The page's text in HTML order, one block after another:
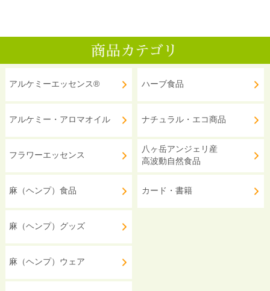
アルケミーエッセンス®
アルケミー・アロマオイル
フラワーエッセンス
麻（ヘンプ）食品
麻（ヘンプ）グッズ
麻（ヘンプ）ウェア
ハーブ食品
ナチュラル・エコ商品
八ヶ岳アンジェリ産
高波動自然食品
カード・書籍